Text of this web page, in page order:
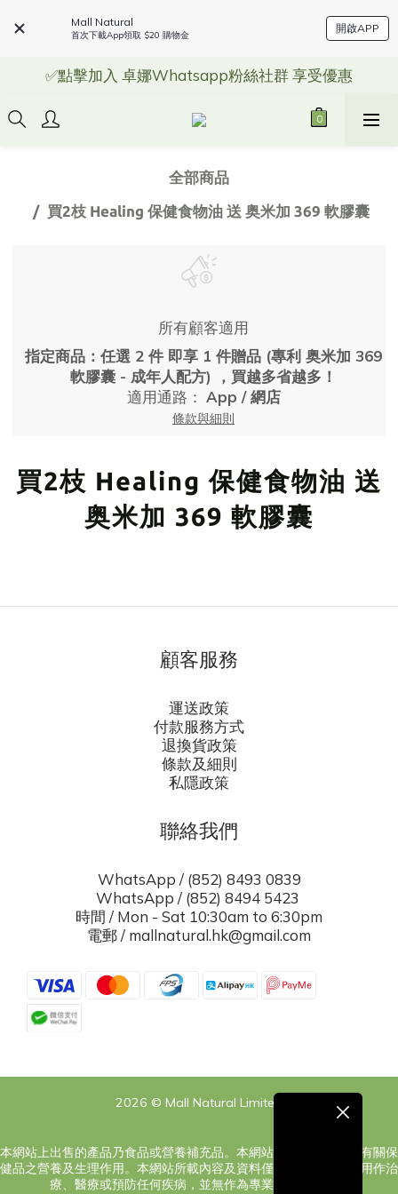
Mall Natural
首次下載App領取 $20 購物金
開啟APP
✅點擊加入 卓娜Whatsapp粉絲社群 享受優惠
全部商品
買2枝 Healing 保健食物油 送 奥米加 369 軟膠囊
所有顧客適用
指定商品：任選 2 件 即享 1 件贈品 (專利 奥米加 369
軟膠囊 - 成年人配方) ，買越多省越多！
適用通路： App / 網店
條款與細則
買2枝 Healing 保健食物油 送
奥米加 369 軟膠囊
顧客服務
運送政策
付款服務方式
退換貨政策
條款及細則
私隱政策
聯絡我們
WhatsApp / (852) 8493 0839
WhatsApp / (852) 8494 5423
時間 / Mon - Sat 10:30am to 6:30pm
電郵 / mallnatural.hk@gmail.com
2026 © Mall Natural Limited
本網站上出售的產品乃食品或營養補充品。本網站之內容旨在告知有關保
健品之營養及生理作用。本網站所載內容及資料僅供參考，絕對非用作治
療、醫療或預防任何疾病，並無作為專業意見之意圖。